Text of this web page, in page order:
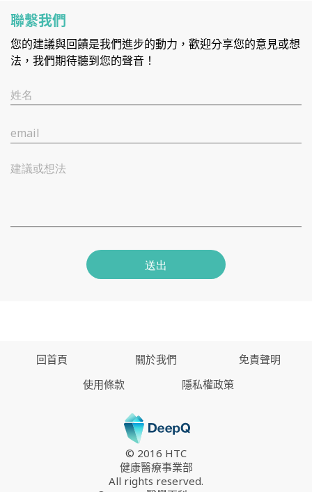
聯繫我們
您的建議與回饋是我們進步的動力，歡迎分享您的意見或想
法，我們期待聽到您的聲音！
姓名
email
建議或想法
送出
回首頁 關於我們
免責聲明
使用條款
隱私權政策
© 2016 HTC
健康醫療事業部
All rights reserved.